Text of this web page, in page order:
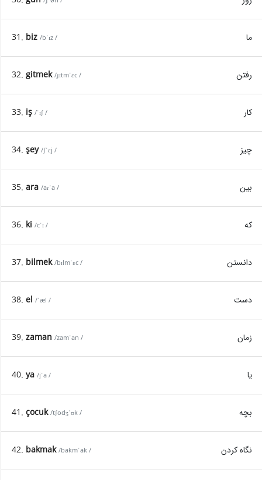
31. biz /bˈɪz / ما
32. gitmek /ɟɪtmˈɛc / رفتن
33. iş /ˈɪʃ / کار
34. şey /ʃˈɛj / چیز
35. ara /aɾˈa / بین
36. ki /cˈɪ / که
37. bilmek /bɪlmˈɛc / دانستن
38. el /ˈæl / دست
39. zaman /zamˈan / زمان
40. ya /jˈa / یا
41. çocuk /tʃodʒˈʊk / بچه
42. bakmak /bakmˈak / نگاه کردن